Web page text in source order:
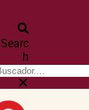
Searc
h